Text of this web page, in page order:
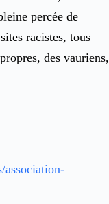
percée de
racistes, tous
des vauriens,
association-